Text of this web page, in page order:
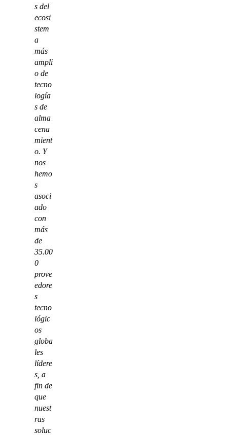
s del
ecosi
stem
a
más
ampli
o de
tecno
logía
s de
alma
cena
mient
o. Y
nos
hemo
s
asoci
ado
con
más
de
35.00
0
prove
edore
s
tecno
lógic
os
globa
les
lídere
s, a
fin de
que
nuest
ras
soluc